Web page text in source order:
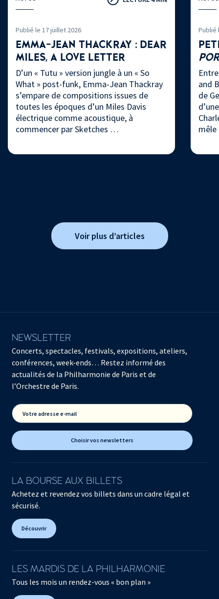
Publié le 17 juillet 2026
EMMA-JEAN THACKRAY : DEAR
MILES, A LOVE LETTER
D’un « Tutu » version jungle à un « So
What » post-funk, Emma-Jean Thackray
s’empare de compositions issues de
toutes les époques d’un Miles Davis
électrique comme acoustique, à
commencer par Sketches …
Publié
and
de
Voir plus d’articles
NEWSLETTER
Concerts, spectacles, festivals, expositions, ateliers,
conférences, week-ends… Restez informé des
actualités de la Philharmonie de Paris et de
l’Orchestre de Paris.
Votre adresse e-mail
Choisir vos newsletters
LA BOURSE AUX BILLETS
Achetez et revendez vos billets dans un cadre légal et
sécurisé.
Découvrir
LES MARDIS DE LA PHILHARMONIE
Tous les mois un rendez-vous « bon plan »